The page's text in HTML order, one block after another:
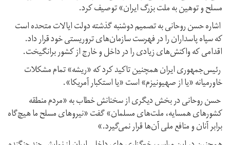
مسلح و توهین به ملت بزرگ ایران» توصیف کرد.
اشاره حسن روحانی به تصمیم دوشنبه گذشته دولت ایالات متحده است
که سپاه پاسداران را در فهرست سازمان‌های تروریستی خود قرار داد.
اقدامی که واکنش‌های زیادی را در داخل و خارج از کشور برانگیخت.
رئیس‌جمهوری ایران همچنین تاکید کرد که «ریشه» تمام مشکلات
خاورمیانه «یا از صهیونیزم» است «یا استکبار آمریکا».
حسن روحانی در بخش دیگری از سخنانش خطاب به «مردم منطقه
کشورهای همسایه، ملت‌های مسلمان» گفت «نیروهای مسلح ما هیچ‌گاه
برابر آنان و منافع ملی آن‌ها قرار نمی‌گیرد.»